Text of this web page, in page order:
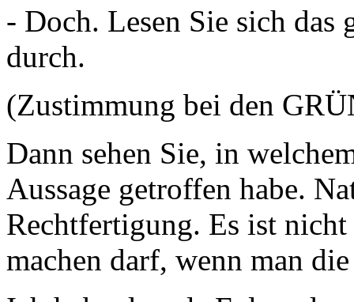
- Doch. Lesen Sie sich
durch.
(Zustimmung bei den
Dann sehen Sie, in
Aussage getroffen habe.
Rechtfertigung. Es ist nicht
machen darf, wenn man